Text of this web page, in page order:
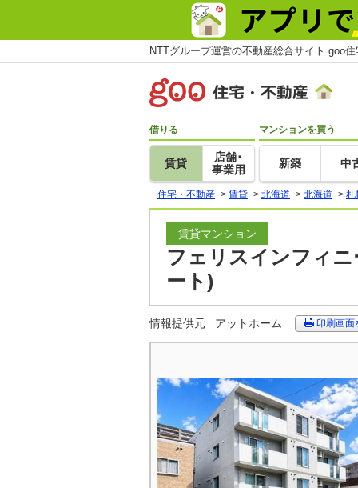
NTTグループ運営の不動産総合サイト goo
借りる
賃貸
店舗･
事業用
マンションを買う
新築 中
住宅・不動産 > 賃貸 > 北海道 > 北海道 > 札
賃貸マンション
フェリスインフィ
ート)
情報提供元 アットホーム 印刷画面